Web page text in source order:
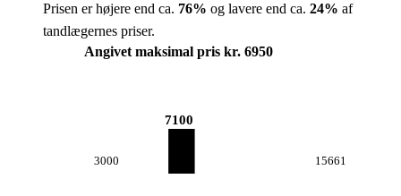
Prisen er højere end ca. 76% og lavere end ca. 24% af
tandlægernes priser.
Angivet maksimal pris kr. 6950
3000
7100
15661